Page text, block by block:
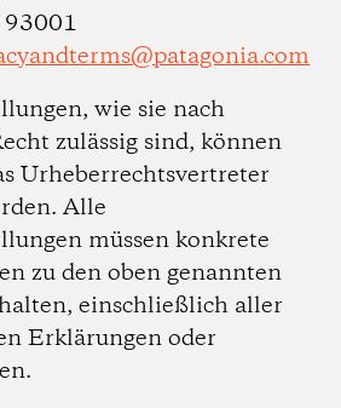
93001
wie sie nach
zulässig sind, können
Urheberrechtsvertreter
Alle
müssen konkrete
zu den oben genannten
einschließlich aller
Erklärungen oder